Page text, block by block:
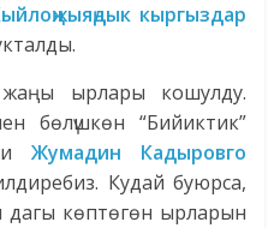
кыргыздар
жаңы ырлары кошулду.
бөлүшкөн “Бийиктик”
Жумадин Кадыровго
Кудай буюрса,
көптөгөн ырларын